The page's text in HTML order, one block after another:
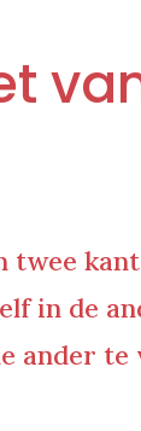
twee
in de
ander